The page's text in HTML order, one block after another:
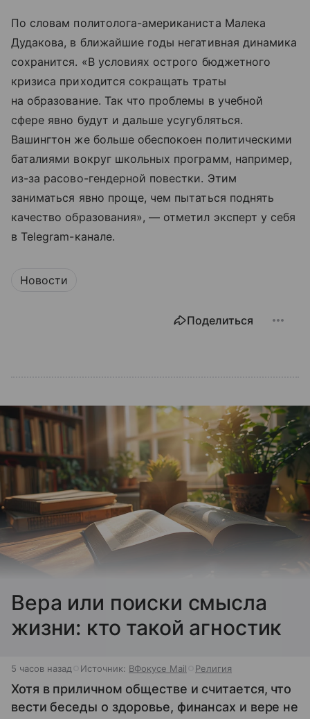
По словам политолога-американиста Малека
Дудакова, в ближайшие годы негативная динамика
сохранится. «В условиях острого бюджетного
кризиса приходится сокращать траты
на образование. Так что проблемы в учебной
сфере явно будут и дальше усугубляться.
Вашингтон же больше обеспокоен политическими
баталиями вокруг школьных программ, например,
из-за расово-гендерной повестки. Этим
заниматься явно проще, чем пытаться поднять
качество образования», — отметил эксперт у себя
в Telegram-канале.
Новости
Поделиться
Вера или поиски смысла
жизни: кто такой агностик
5 часов назад Источник: ВФокусе Mail Религия
Хотя в приличном обществе и считается, что
вести беседы о здоровье, финансах и вере не